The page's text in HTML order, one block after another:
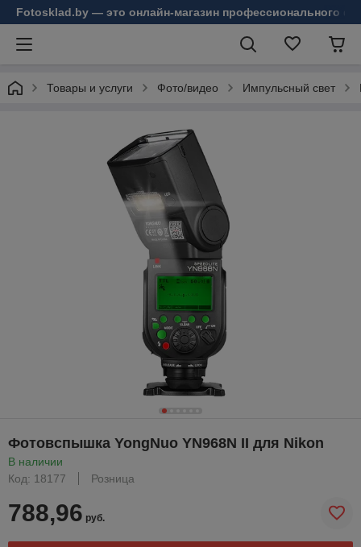
Fotosklad.by — это онлайн-магазин профессионального
Товары и услуги Фото/видео Импульсный свет
Фотовспышка YongNuo YN968N II для Nikon
В наличии
Код: 18177
Розница
788,96 руб.